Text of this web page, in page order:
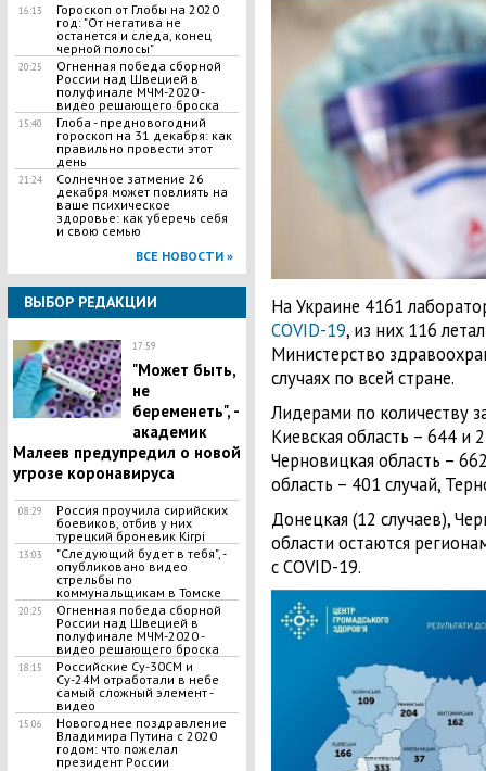
16:13
Гороскоп от Глобы на 2020
год: "От негатива не
останется и следа, конец
черной полосы"
20:25
Огненная победа сборной
России над Швецией в
полуфинале МЧМ-2020 -
видео решающего броска
15:40
Глоба - предновогодний
гороскоп на 31 декабря: как
правильно провести этот
день
21:24
Солнечное затмение 26
декабря может повлиять на
ваше психическое
здоровье: как уберечь себя
и свою семью
ВСЕ НОВОСТИ »
ВЫБОР РЕДАКЦИИ
17:59
"Может быть,
не
беременеть", -
академик
Малеев предупредил о новой
угрозе коронавируса
08:29
Россия проучила сирийских
боевиков, отбив у них
турецкий броневик Kirpi
13:03
"Следующий будет в тебя", -
опубликовано видео
стрельбы по
коммунальщикам в Томске
20:25
Огненная победа сборной
России над Швецией в
полуфинале МЧМ-2020 -
видео решающего броска
18:15
Российские Су-30СМ и
Су-24М отработали в небе
самый сложный элемент -
видео
15:06
Новогоднее поздравление
Владимира Путина с 2020
годом: что пожелал
президент России
На Украине 4161
COVID-19, из них 116
Министерство
случаях по всей стране.
Лидерами по количеству
Киевская область – 644 и
Черновицкая область –
область – 401 случай,
Донецкая (12 случаев),
области остаются
с COVID-19.